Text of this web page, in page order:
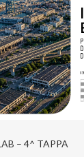
– 4^ TAPPA